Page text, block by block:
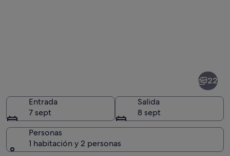
22
Entrada
7 sept
Salida
8 sept
Personas
1 habitación y 2 personas